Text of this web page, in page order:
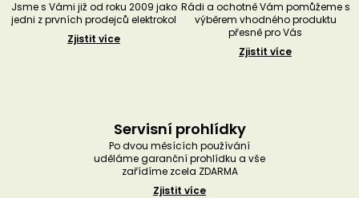
Jsme s Vámi již od roku 2009 jako
jedni z prvních prodejců elektrokol
Zjistit více
Rádi a ochotně Vám pomůžeme s
výběrem vhodného produktu
přesně pro Vás
Zjistit více
Servisní prohlídky
Po dvou měsících používání
uděláme garanční prohlídku a vše
zařídíme zcela ZDARMA
Zjistit více